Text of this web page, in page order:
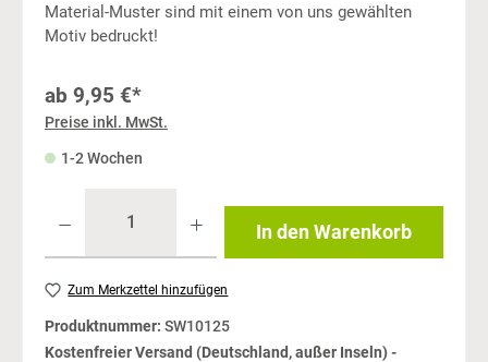
ab 9,95 €*
Preise inkl. MwSt.
1-2 Wochen
Material-Muster sind mit einem von uns gewählten
Motiv bedruckt!
In den Warenkorb
Zum Merkzettel hinzufügen
Produktnummer: SW10125
Kostenfreier Versand (Deutschland, außer Inseln) -